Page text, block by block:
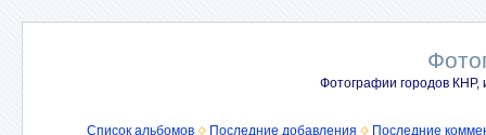
Фотографии городов КНР,
Список альбомов Последние добавления Последние